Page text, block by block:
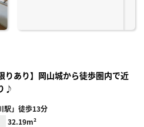
あり】岡山城から徒歩圏内で近
♪
駅」徒歩13分
32.19m²